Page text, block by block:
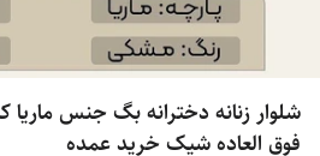
شلوار زنانه دخترانه بگ جنس ماریا
فوق العاده شیک خرید عمده